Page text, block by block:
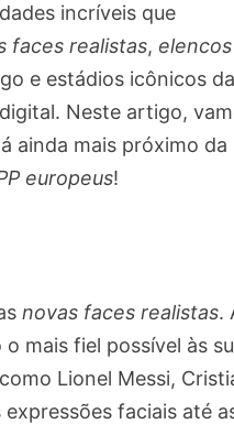
incríveis que
faces realistas, elencos
e estádios icônicos da
Neste artigo,
ainda mais próximo da
europeus!
novas faces realistas.
mais fiel possível às
Lionel Messi,
faciais até